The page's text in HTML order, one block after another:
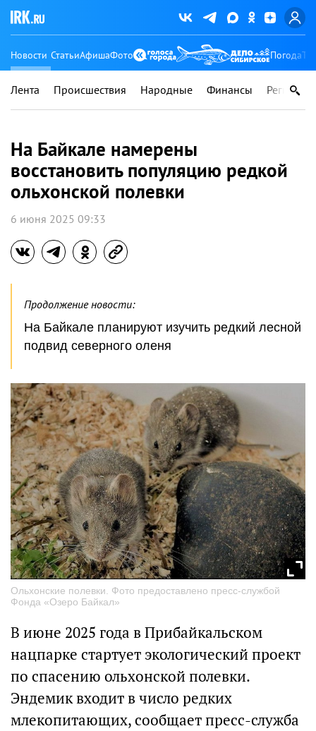
Новости СтатьиАфишаФото Погода
Лента Происшествия Народные Финансы Регионы
На Байкале намерены
восстановить популяцию редкой
ольхонской полевки
6 июня 2025 09:33
Продолжение новости:
На Байкале планируют изучить редкий лесной
подвид северного оленя
Ольхонские полевки. Фото предоставлено пресс-службой
Фонда «Озеро Байкал»
В июне 2025 года в Прибайкальском
нацпарке стартует экологический проект
по спасению ольхонской полевки.
Эндемик входит в число редких
млекопитающих, сообщает пресс-служба